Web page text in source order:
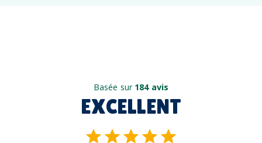
Basée sur 184 avis
EXCELLENT